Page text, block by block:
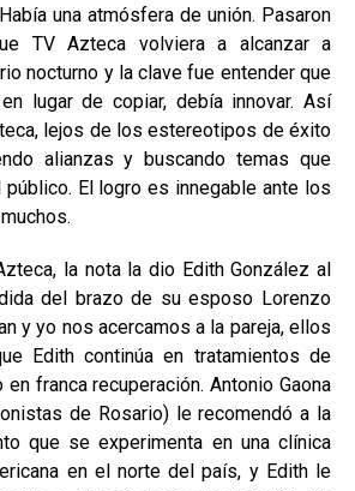
una atmósfera de unión. Pasaron
TV Azteca volviera a alcanzar a
nocturno y la clave fue entender que
lugar de copiar, debía innovar. Así
lejos de los estereotipos de éxito
alianzas y buscando temas que
público. El logro es innegable ante los
la nota la dio Edith González al
del brazo de su esposo Lorenzo
y yo nos acercamos a la pareja, ellos
Edith continúa en tratamientos de
franca recuperación. Antonio Gaona
de Rosario) le recomendó a la
que se experimenta en una clínica
en el norte del país, y Edith le